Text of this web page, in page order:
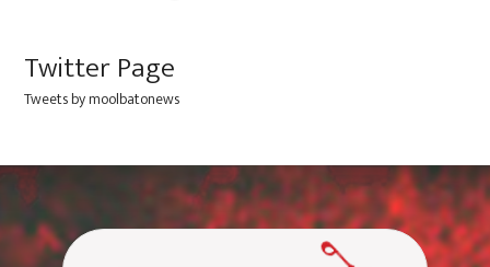
Twitter Page
Tweets by moolbatonews